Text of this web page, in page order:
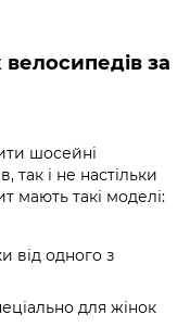
за
шосейні
так і не настільки
мають такі моделі:
від одного з
для жінок